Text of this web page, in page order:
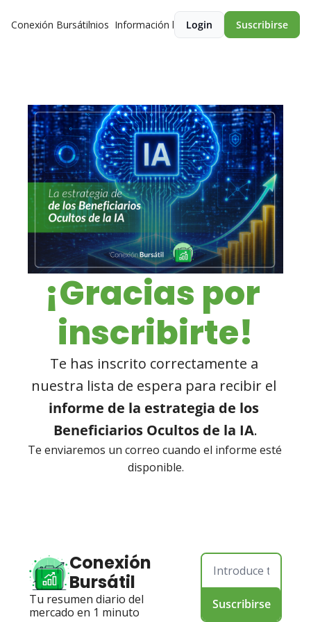
Conexión BursátilPremios Información legalLogin Suscribirse
¡Gracias por
inscribirte!
Te has inscrito correctamente a
informe de la estrategia de los
Beneficiarios Ocultos de la IA.
Te enviaremos un correo cuando el informe esté
disponible.
Conexión
Bursátil
Tu resumen diario del
mercado en 1 minuto
Suscribirse